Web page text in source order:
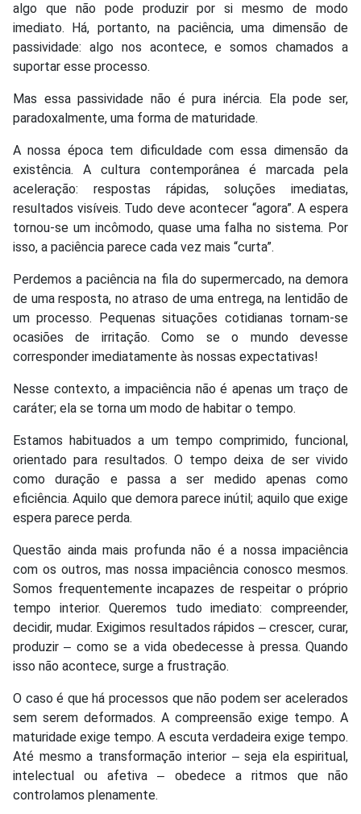
algo que não pode produzir por si mesmo de modo
imediato. Há, portanto, na paciência, uma dimensão de
passividade: algo nos acontece, e somos chamados a
suportar esse processo.
Mas essa passividade não é pura inércia. Ela pode ser,
paradoxalmente, uma forma de maturidade.
A nossa época tem dificuldade com essa dimensão da
existência. A cultura contemporânea é marcada pela
aceleração: respostas rápidas, soluções imediatas,
resultados visíveis. Tudo deve acontecer “agora”. A espera
tornou-se um incômodo, quase uma falha no sistema. Por
isso, a paciência parece cada vez mais “curta”.
Perdemos a paciência na fila do supermercado, na demora
de uma resposta, no atraso de uma entrega, na lentidão de
um processo. Pequenas situações cotidianas tornam-se
ocasiões de irritação. Como se o mundo devesse
corresponder imediatamente às nossas expectativas!
Nesse contexto, a impaciência não é apenas um traço de
caráter; ela se torna um modo de habitar o tempo.
Estamos habituados a um tempo comprimido, funcional,
orientado para resultados. O tempo deixa de ser vivido
como duração e passa a ser medido apenas como
eficiência. Aquilo que demora parece inútil; aquilo que exige
espera parece perda.
Questão ainda mais profunda não é a nossa impaciência
com os outros, mas nossa impaciência conosco mesmos.
Somos frequentemente incapazes de respeitar o próprio
tempo interior. Queremos tudo imediato: compreender,
decidir, mudar. Exigimos resultados rápidos ‒ crescer, curar,
produzir ‒ como se a vida obedecesse à pressa. Quando
isso não acontece, surge a frustração.
O caso é que há processos que não podem ser acelerados
sem serem deformados. A compreensão exige tempo. A
maturidade exige tempo. A escuta verdadeira exige tempo.
Até mesmo a transformação interior ‒ seja ela espiritual,
intelectual ou afetiva ‒ obedece a ritmos que não
controlamos plenamente.